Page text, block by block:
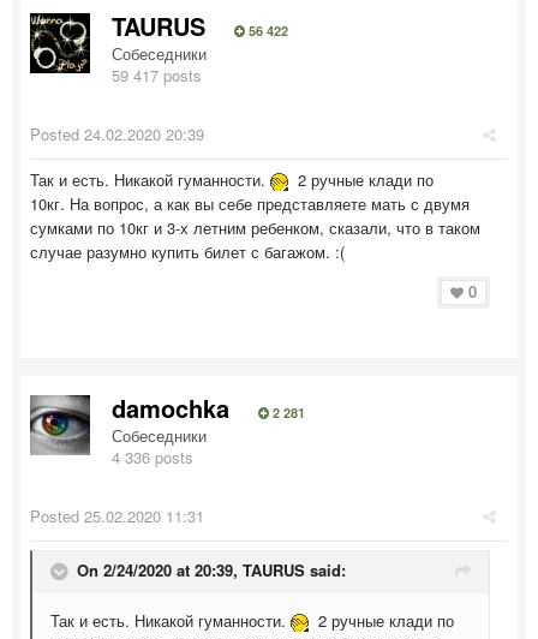
TAURUS 56 422
Собеседники
59 417 posts
Posted 24.02.2020 20:39
Так и есть. Никакой гуманности.
2 ручные клади по
10кг. На вопрос, а как вы себе представляете мать с двумя
сумками по 10кг и 3-х летним ребенком, сказали, что в таком
случае разумно купить билет с багажом. :(
0
damochka 2 281
Собеседники
4 336 posts
Posted 25.02.2020 11:31
On 2/24/2020 at 20:39, TAURUS said:
Так и есть. Никакой гуманности.
2 ручные клади по